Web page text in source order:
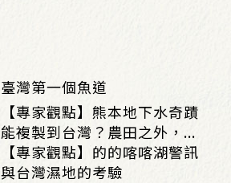
臺灣第一個魚道
【專家觀點】熊本地下水奇蹟
能複製到台灣？農田之外，...
【專家觀點】的的喀喀湖警訊
與台灣濕地的考驗